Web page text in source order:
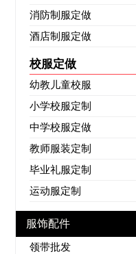
消防制服定做
酒店制服定做
校服定做
幼教儿童校服
小学校服定制
中学校服定做
教师服装定制
毕业礼服定制
运动服定制
服饰配件
领带批发